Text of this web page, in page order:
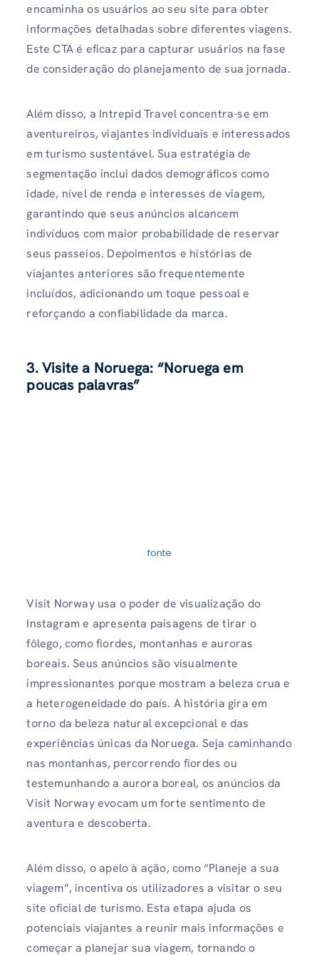
encaminha os usuários ao seu site para obter
informações detalhadas sobre diferentes viagens.
Este CTA é eficaz para capturar usuários na fase
de consideração do planejamento de sua jornada.
Além disso, a Intrepid Travel concentra-se em
aventureiros, viajantes individuais e interessados
​​em turismo sustentável. Sua estratégia de
segmentação inclui dados demográficos como
idade, nível de renda e interesses de viagem,
garantindo que seus anúncios alcancem
indivíduos com maior probabilidade de reservar
seus passeios. Depoimentos e histórias de
viajantes anteriores são frequentemente
incluídos, adicionando um toque pessoal e
reforçando a confiabilidade da marca.
3. Visite a Noruega: “Noruega em
poucas palavras”
fonte
Visit Norway usa o poder de visualização do
Instagram e apresenta paisagens de tirar o
fôlego, como fiordes, montanhas e auroras
boreais. Seus anúncios são visualmente
impressionantes porque mostram a beleza crua e
a heterogeneidade do país. A história gira em
torno da beleza natural excepcional e das
experiências únicas da Noruega. Seja caminhando
nas montanhas, percorrendo fiordes ou
testemunhando a aurora boreal, os anúncios da
Visit Norway evocam um forte sentimento de
aventura e descoberta.
Além disso, o apelo à ação, como “Planeje a sua
viagem”, incentiva os utilizadores a visitar o seu
site oficial de turismo. Esta etapa ajuda os
potenciais viajantes a reunir mais informações e
começar a planejar sua viagem, tornando o